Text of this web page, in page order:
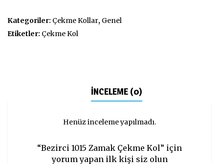
Kategoriler: Çekme Kollar, Genel
Etiketler: Çekme Kol
İNCELEME (0)
Henüz inceleme yapılmadı.
“Bezirci 1015 Zamak Çekme Kol” için
yorum yapan ilk kişi siz olun